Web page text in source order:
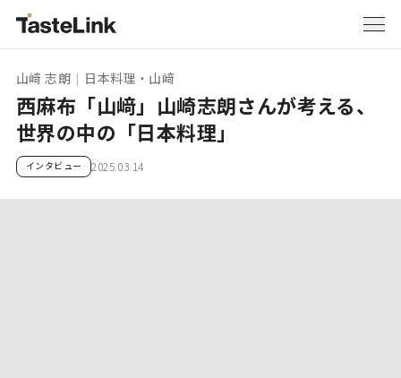
山﨑 志朗 | 日本料理・山﨑
西麻布「山﨑」山崎志朗さんが考える、
世界の中の「日本料理」
インタビュー 2025.03.14